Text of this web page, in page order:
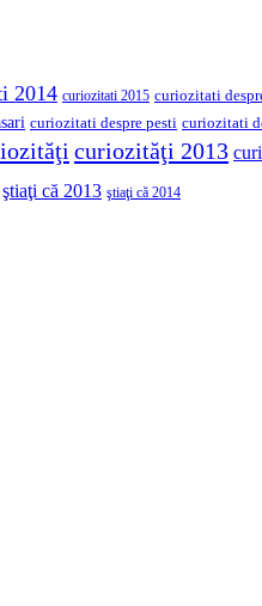
2014 curiozitati 2015 curiozitati
curiozitati despre pesti curiozitati
curiozităţi 2013
ştiaţi că 2013 ştiaţi că 2014